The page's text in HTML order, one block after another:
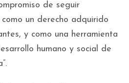
de seguir
un derecho adquirido
y como una herramienta
humano y social de